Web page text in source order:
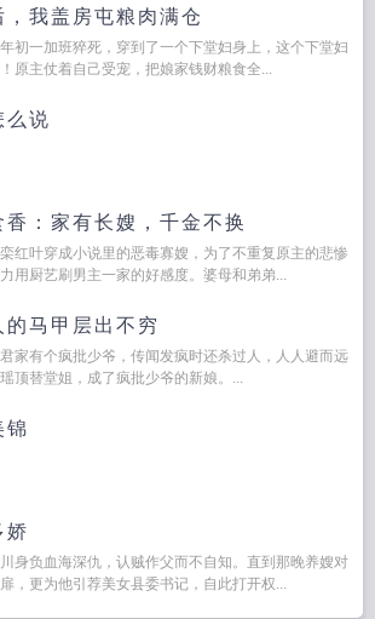
，我盖房屯粮肉满仓
初一加班猝死，穿到了一个下堂妇身上，这个下堂妇
原主仗着自己受宠，把娘家钱财粮食全...
么说
香：家有长嫂，千金不换
红叶穿成小说里的恶毒寡嫂，为了不重复原主的悲惨
用厨艺刷男主一家的好感度。婆母和弟弟...
的马甲层出不穷
家有个疯批少爷，传闻发疯时还杀过人，人人避而远
顶替堂姐，成了疯批少爷的新娘。...
锦
娇
身负血海深仇，认贼作父而不自知。直到那晚养嫂对
，更为他引荐美女县委书记，自此打开权...